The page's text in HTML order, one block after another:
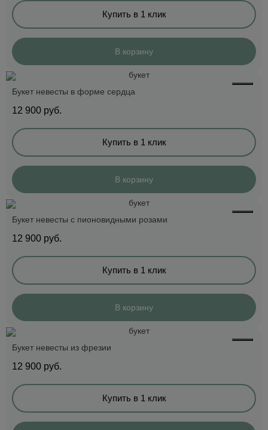
Купить в 1 клик
В корзину
Букет невесты в форме сердца
12 900 руб.
Купить в 1 клик
В корзину
Букет невесты с пионовидными розами
12 900 руб.
Купить в 1 клик
В корзину
Букет невесты из фрезии
12 900 руб.
Купить в 1 клик